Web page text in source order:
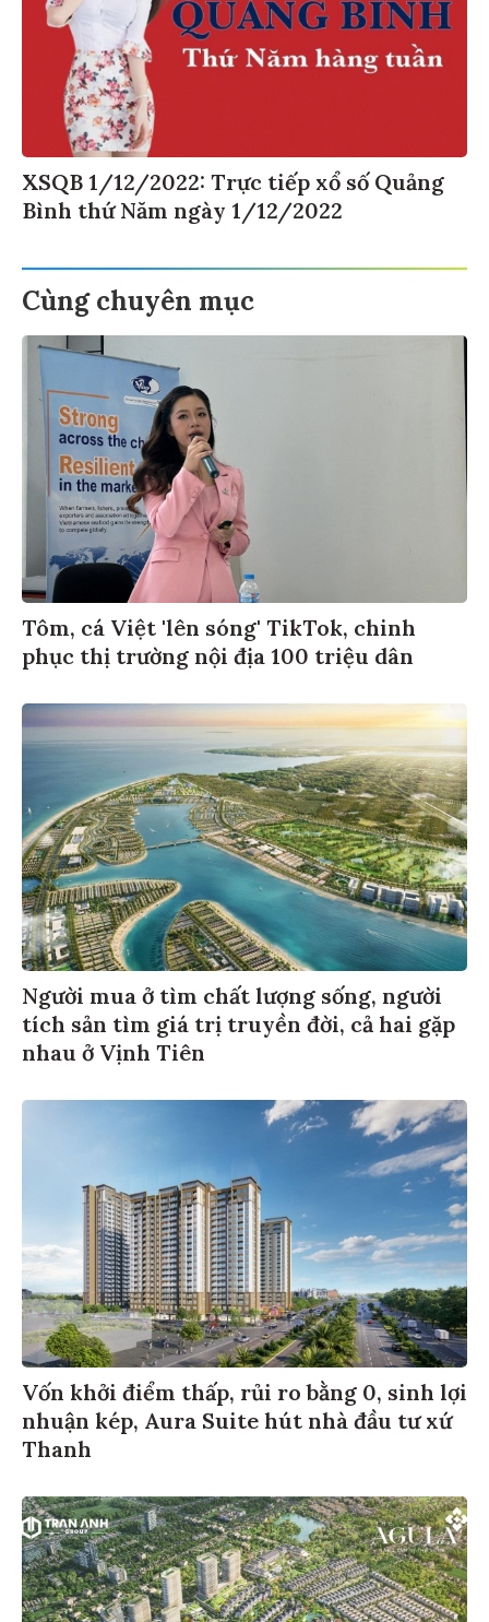
XSQB 1/12/2022: Trực tiếp xổ số Quảng
Bình thứ Năm ngày 1/12/2022
Cùng chuyên mục
Tôm, cá Việt 'lên sóng' TikTok, chinh
phục thị trường nội địa 100 triệu dân
Người mua ở tìm chất lượng sống, người
tích sản tìm giá trị truyền đời, cả hai gặp
nhau ở Vịnh Tiên
Vốn khởi điểm thấp, rủi ro bằng 0, sinh lợi
nhuận kép, Aura Suite hút nhà đầu tư xứ
Thanh